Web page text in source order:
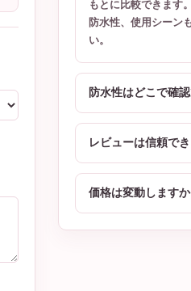
もとに比較できます
防水性、使用シーン
い。
防水性はどこで確
レビューは信頼で
価格は変動しますか